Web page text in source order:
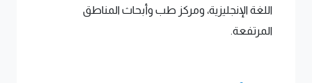
اللغة الإنجليزية، ومركز طب وأبحاث المناطق
المرتفعة.